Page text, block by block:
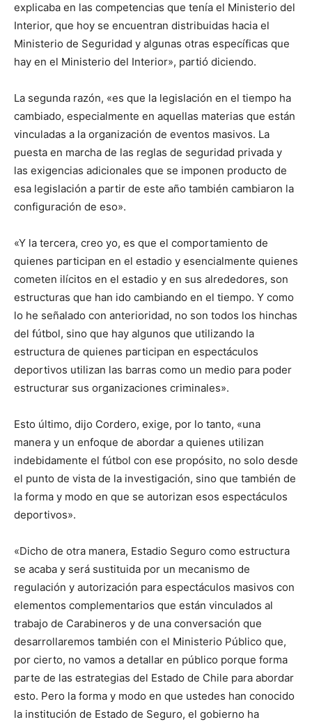
explicaba en las competencias que tenía el Ministerio del
Interior, que hoy se encuentran distribuidas hacia el
Ministerio de Seguridad y algunas otras específicas que
hay en el Ministerio del Interior», partió diciendo.
La segunda razón, «es que la legislación en el tiempo ha
cambiado, especialmente en aquellas materias que están
vinculadas a la organización de eventos masivos. La
puesta en marcha de las reglas de seguridad privada y
las exigencias adicionales que se imponen producto de
esa legislación a partir de este año también cambiaron la
configuración de eso».
«Y la tercera, creo yo, es que el comportamiento de
quienes participan en el estadio y esencialmente quienes
cometen ilícitos en el estadio y en sus alrededores, son
estructuras que han ido cambiando en el tiempo. Y como
lo he señalado con anterioridad, no son todos los hinchas
del fútbol, sino que hay algunos que utilizando la
estructura de quienes participan en espectáculos
deportivos utilizan las barras como un medio para poder
estructurar sus organizaciones criminales».
Esto último, dijo Cordero, exige, por lo tanto, «una
manera y un enfoque de abordar a quienes utilizan
indebidamente el fútbol con ese propósito, no solo desde
el punto de vista de la investigación, sino que también de
la forma y modo en que se autorizan esos espectáculos
deportivos».
«Dicho de otra manera, Estadio Seguro como estructura
se acaba y será sustituida por un mecanismo de
regulación y autorización para espectáculos masivos con
elementos complementarios que están vinculados al
trabajo de Carabineros y de una conversación que
desarrollaremos también con el Ministerio Público que,
por cierto, no vamos a detallar en público porque forma
parte de las estrategias del Estado de Chile para abordar
esto. Pero la forma y modo en que ustedes han conocido
la institución de Estado de Seguro, el gobierno ha